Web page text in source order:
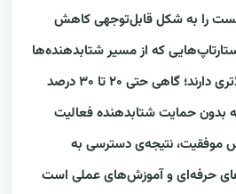
را به شکل قابل‌توجهی کاهش
که از مسیر شتابدهنده‌ها
عبور می‌کنند، نرخ بقای بالاتری دارند؛ گاهی حتی ۲۰ تا ۳۰ درصد
بدون حمایت شتابدهنده فعالیت
موفقیت، نتیجه‌ی دسترسی به
حرفه‌ای و آموزش‌های عملی است